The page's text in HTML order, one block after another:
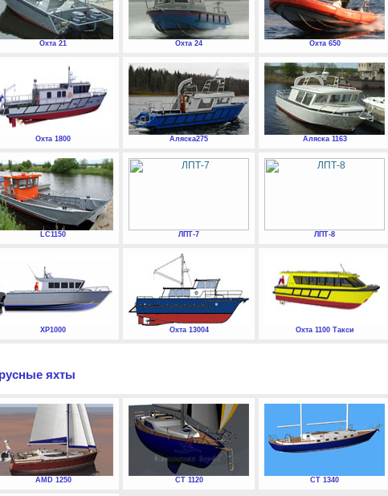
Охта 21 Охта 24 Охта 650
Охта 1800 Аляска275 Аляска 1163
LC1150 ЛПТ-7 ЛПТ-8
XP1000 Охта 13004 Охта 1100 Такси
яхты
AMD 1250 СТ 1120 СТ 1340